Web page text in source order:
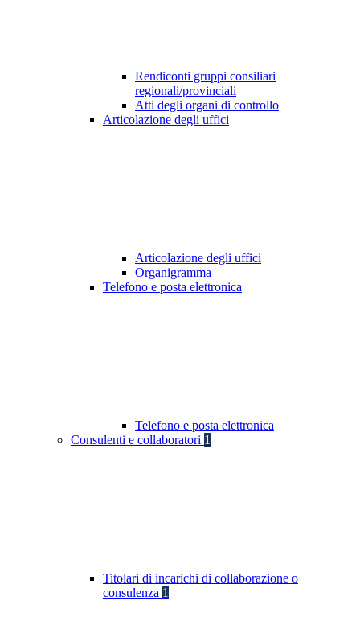
Rendiconti gruppi consiliari
regionali/provinciali
Atti degli organi di controllo
Articolazione degli uffici
Articolazione degli uffici
Organigramma
Telefono e posta elettronica
Telefono e posta elettronica
Consulenti e collaboratori 1
Titolari di incarichi di collaborazione o
consulenza 1